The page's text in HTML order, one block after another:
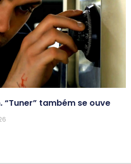
“Tuner” também se ouve